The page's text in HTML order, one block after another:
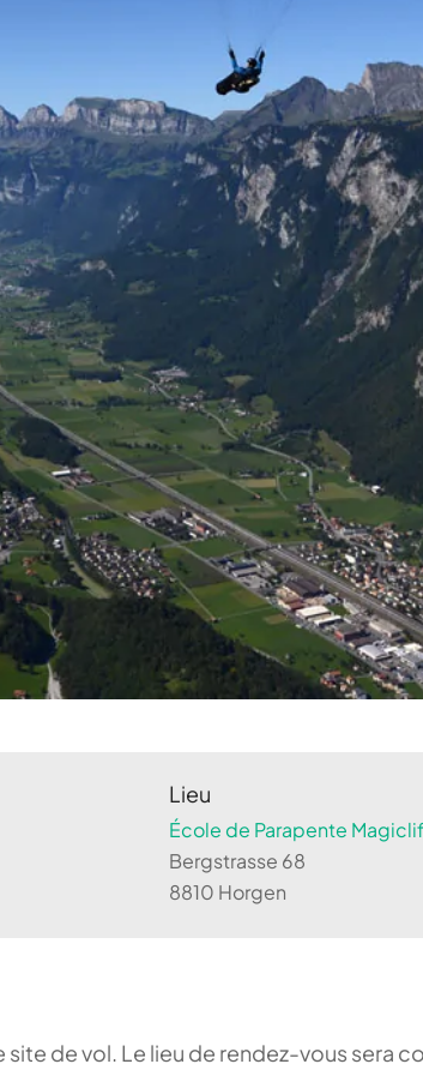
Lieu
École de Parapente
Bergstrasse 68
8810 Horgen
de vol. Le lieu de rendez-vous sera